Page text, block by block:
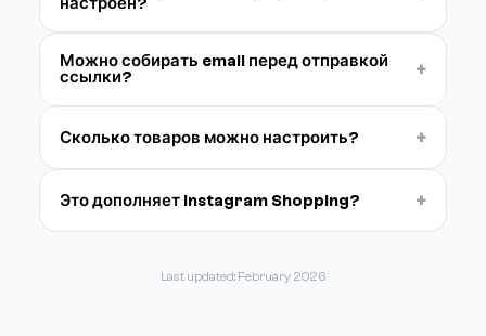
настроен?
Можно собирать email перед отправкой
ссылки?
+
Сколько товаров можно настроить? +
Это дополняет Instagram Shopping? +
Last updated: February 2026